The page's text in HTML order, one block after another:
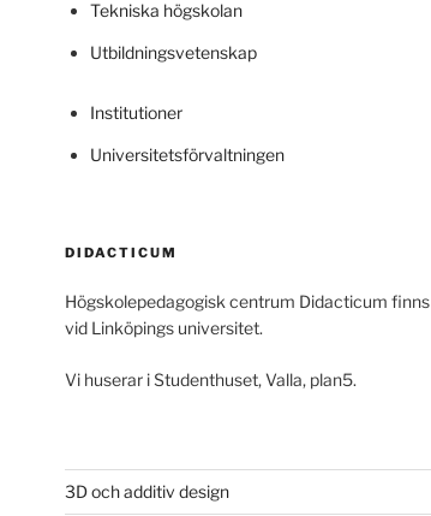
Tekniska högskolan
Utbildningsvetenskap
Institutioner
Universitetsförvaltningen
DIDACTICUM
Högskolepedagogisk centrum Didacticum finns
vid Linköpings universitet.
Vi huserar i Studenthuset, Valla, plan5.
3D och additiv design